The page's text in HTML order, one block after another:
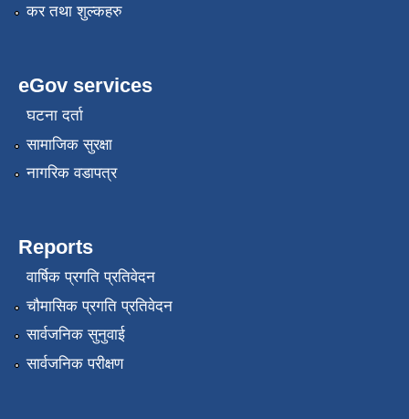
कर तथा शुल्कहरु
eGov services
घटना दर्ता
सामाजिक सुरक्षा
नागरिक वडापत्र
Reports
वार्षिक प्रगति प्रतिवेदन
चौमासिक प्रगति प्रतिवेदन
सार्वजनिक सुनुवाई
सार्वजनिक परीक्षण